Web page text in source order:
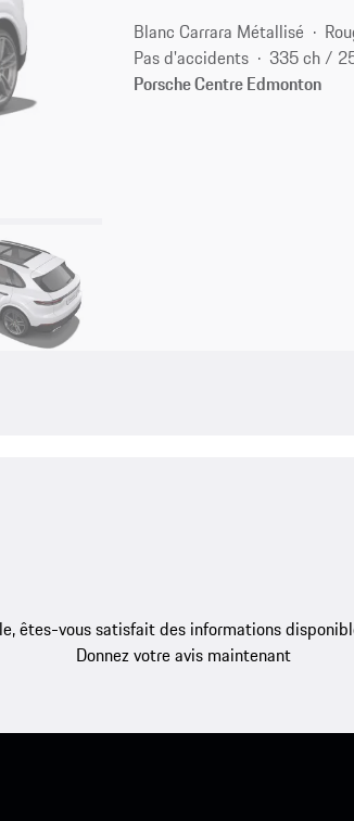
Blanc Carrara Métallisé
Pas d'accidents
335 ch /
Porsche Centre Edmonton
êtes-vous satisfait des informations
Donnez votre avis maintenant